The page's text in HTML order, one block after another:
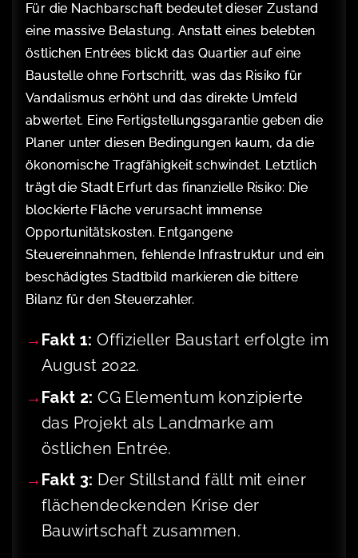
Für die Nachbarschaft bedeutet dieser Zustand
eine massive Belastung. Anstatt eines belebten
östlichen Entrées blickt das Quartier auf eine
Baustelle ohne Fortschritt, was das Risiko für
Vandalismus erhöht und das direkte Umfeld
abwertet. Eine Fertigstellungsgarantie geben die
Planer unter diesen Bedingungen kaum, da die
ökonomische Tragfähigkeit schwindet. Letztlich
trägt die Stadt Erfurt das finanzielle Risiko: Die
blockierte Fläche verursacht immense
Opportunitätskosten. Entgangene
Steuereinnahmen, fehlende Infrastruktur und ein
beschädigtes Stadtbild markieren die bittere
Bilanz für den Steuerzahler.
Fakt 1: Offizieller Baustart erfolgte im
August 2022.
Fakt 2: CG Elementum konzipierte
das Projekt als Landmarke am
östlichen Entrée.
Fakt 3: Der Stillstand fällt mit einer
flächendeckenden Krise der
Bauwirtschaft zusammen.